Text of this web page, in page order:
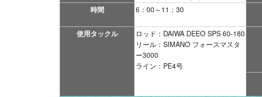
時間
6：00～11：30
使用タックル
ロッド：DAIWA DEEO SPS 60-180
リール：SIMANO フォースマスタ
ー3000
ライン：PE4号